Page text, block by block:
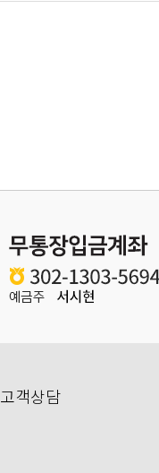
고객상담